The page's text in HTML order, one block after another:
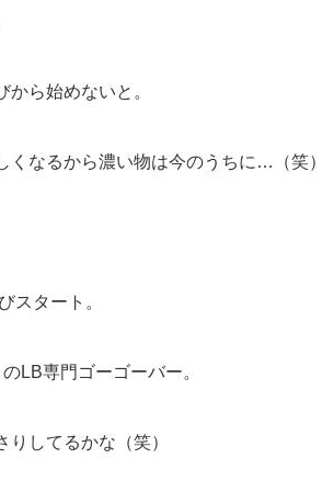
ら始めないと。
くなるから濃い物は今のうちに…（笑）
スタート。
LB専門ゴーゴーバー。
してるかな（笑）